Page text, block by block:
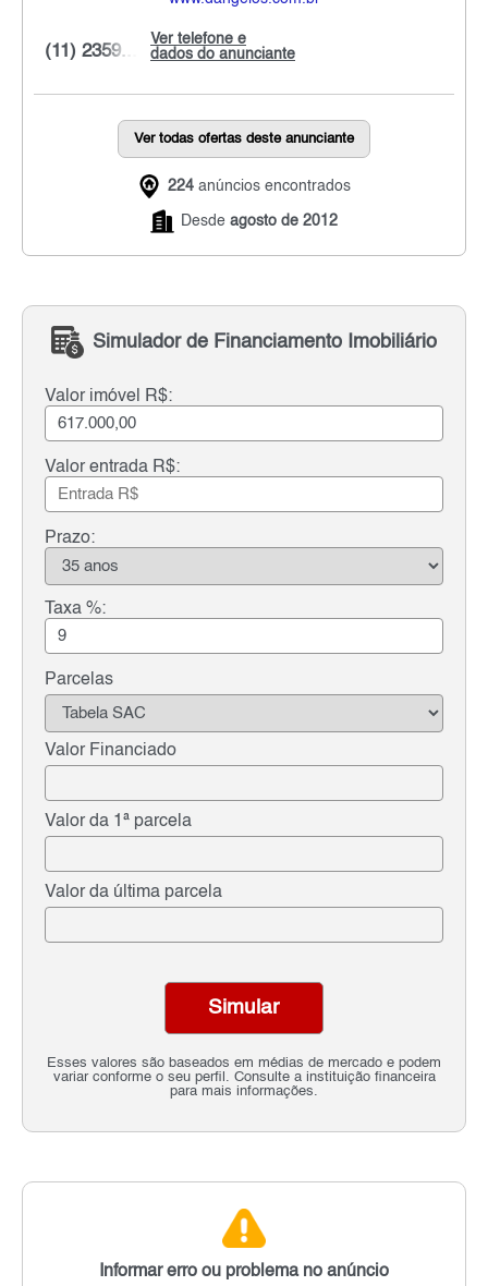
Ver telefone e
dados do anunciante
(11) 2359...
Ver todas ofertas deste anunciante
224 anúncios encontrados
Desde agosto de 2012
Simulador de Financiamento Imobiliário
Valor imóvel R$:
Valor entrada R$:
Prazo:
Taxa %:
Parcelas
Valor Financiado
Valor da 1ª parcela
Valor da última parcela
Esses valores são baseados em médias de mercado e podem
variar conforme o seu perfil. Consulte a instituição financeira
para mais informações.
Simular
Informar erro ou problema no anúncio